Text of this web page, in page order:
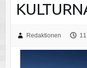
Redaktionen